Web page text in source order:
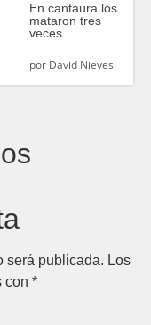
En cantaura los
mataron tres
veces
porDavid Nieves
será publicada. Los
con *